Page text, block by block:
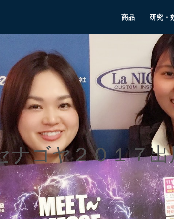
商品 研究・
ナゴヤ２０１７